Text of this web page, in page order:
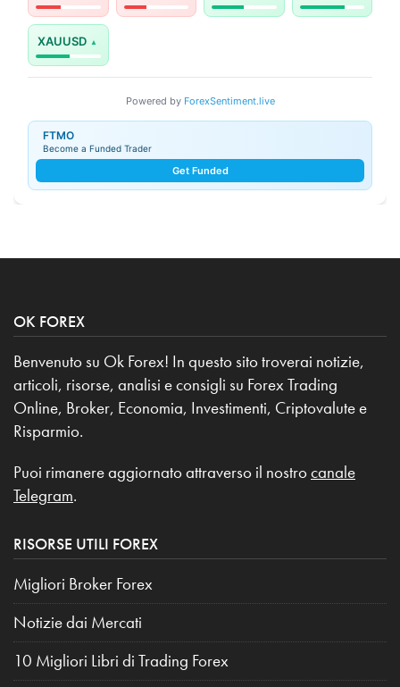
XAUUSD
Powered by ForexSentiment.live
FTMO
Become a Funded Trader
Get Funded
OK FOREX
Benvenuto su Ok Forex! In questo sito troverai notizie,
articoli, risorse, analisi e consigli su Forex Trading
Online, Broker, Economia, Investimenti, Criptovalute e
Risparmio.
Puoi rimanere aggiornato attraverso il nostro canale
Telegram.
RISORSE UTILI FOREX
Migliori Broker Forex
Notizie dai Mercati
10 Migliori Libri di Trading Forex